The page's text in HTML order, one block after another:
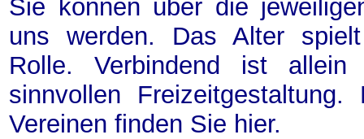
Sie können über die
uns werden. Das Alter
Rolle. Verbindend ist
sinnvollen
Vereinen finden Sie hier.